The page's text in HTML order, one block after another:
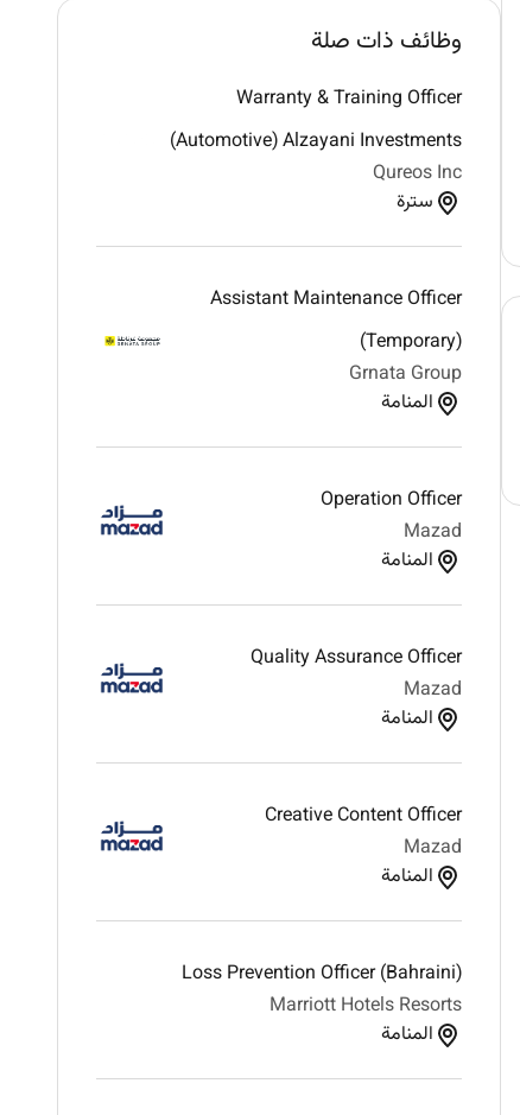
وظائف ذات صلة
Warranty & Training Officer
(Automotive) Alzayani Investments
Qureos Inc
سترة
Assistant Maintenance Officer
(Temporary)
Grnata Group
المنامة
Operation Officer
Mazad
المنامة
Quality Assurance Officer
Mazad
المنامة
Creative Content Officer
Mazad
المنامة
Loss Prevention Officer (Bahraini)
Marriott Hotels Resorts
المنامة